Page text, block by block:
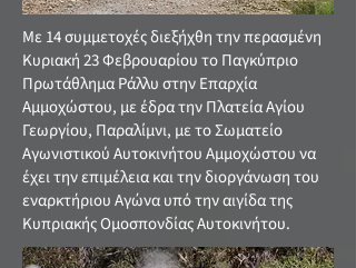
Με 14 συμμετοχές διεξήχθη την περασμένη
Κυριακή 23 Φεβρουαρίου το Παγκύπριο
Πρωτάθλημα Ράλλυ στην Επαρχία
Αμμοχώστου, με έδρα την Πλατεία Αγίου
Γεωργίου, Παραλίμνι, με το Σωματείο
Αγωνιστικού Αυτοκινήτου Αμμοχώστου να
έχει την επιμέλεια και την διοργάνωση του
εναρκτήριου Αγώνα υπό την αιγίδα της
Κυπριακής Ομοσπονδίας Αυτοκινήτου.